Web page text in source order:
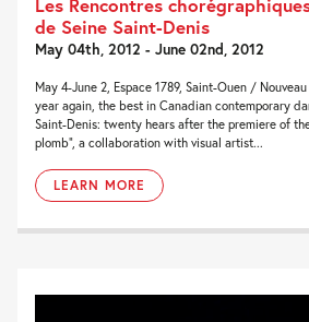
Les Rencontres
de Seine Saint-Denis
May 04th, 2012 - June 02nd, 2012
May 4-June 2, Espace 1789, Saint-Ouen /
year again, the best in Canadian contemporary
Saint-Denis: twenty hears after the premiere of
plomb”, a collaboration with visual artist...
LEARN MORE